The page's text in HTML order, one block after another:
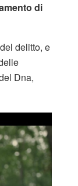
di
delitto, e
Dna,